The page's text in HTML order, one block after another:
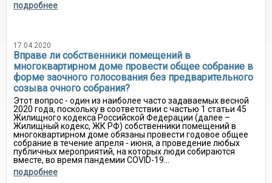
подробнее
17.04.2020
Вправе ли собственники помещений в
многоквартирном доме провести общее собрание в
форме заочного голосования без предварительного
созыва очного собрания?
Этот вопрос - один из наиболее часто задаваемых весной
2020 года, поскольку в соответствии с частью 1 статьи 45
Жилищного кодекса Российской Федерации (далее –
Жилищный кодекс, ЖК РФ) собственники помещений в
многоквартирном доме обязаны провести годовое общее
собрание в течение апреля - июня, а проведение любых
публичных мероприятий, на которых люди собираются
вместе, во время пандемии COVID-19...
подробнее